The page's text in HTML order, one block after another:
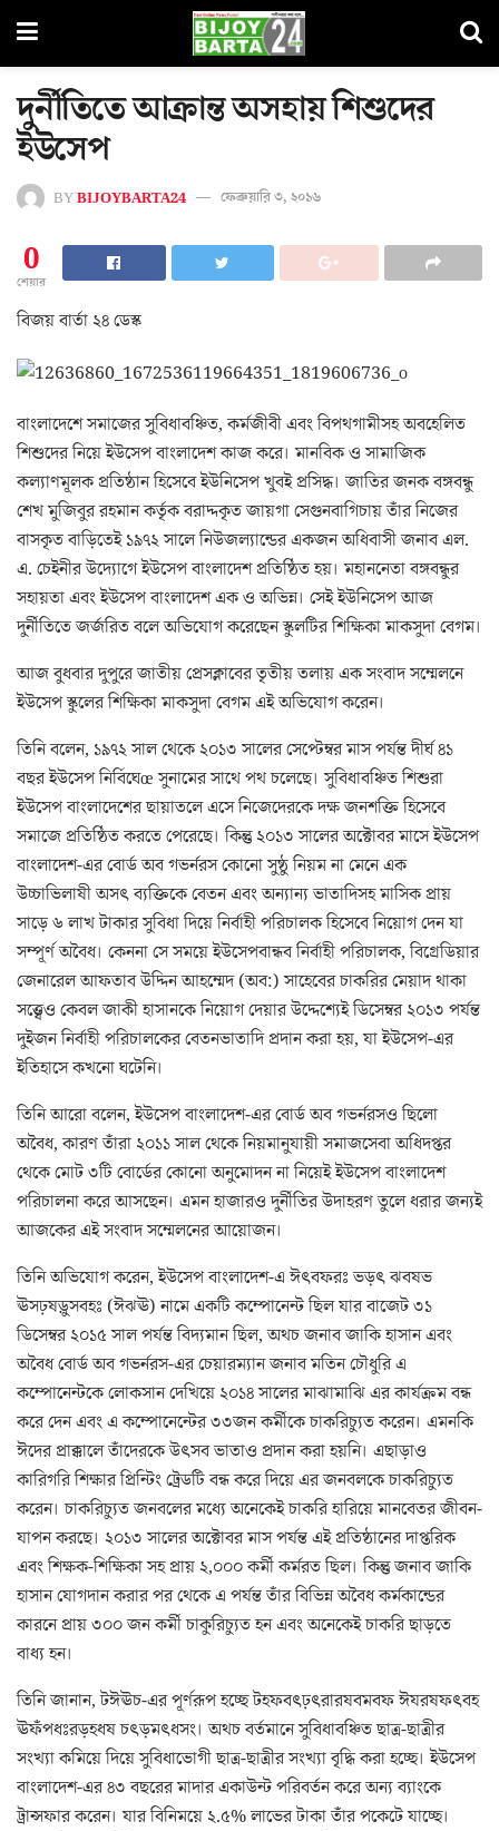
দুর্নীতিতে আক্রান্ত অসহায় শিশুদের
ইউসেপ
BYBIJOYBARTA24 ফেব্রুয়ারি ৩, ২০১৬
0
শেয়ার
বিজয় বার্তা ২৪ ডেস্ক
বাংলাদেশে সমাজের সুবিধাবঞ্চিত, কর্মজীবী এবং বিপথগামীসহ অবহেলিত
শিশুদের নিয়ে ইউসেপ বাংলাদেশ কাজ করে। মানবিক ও সামাজিক
কল্যাণমূলক প্রতিষ্ঠান হিসেবে ইউনিসেপ খুবই প্রসিদ্ধ। জাতির জনক বঙ্গবন্ধু
শেখ মুজিবুর রহমান কর্তৃক বরাদ্দকৃত জায়গা সেগুনবাগিচায় তাঁর নিজের
বাসকৃত বাড়িতেই ১৯৭২ সালে নিউজল্যান্ডের একজন অধিবাসী জনাব এল.
এ. চেইনীর উদ্যোগে ইউসেপ বাংলাদেশ প্রতিষ্ঠিত হয়। মহাননেতা বঙ্গবন্ধুর
সহায়তা এবং ইউসেপ বাংলাদেশ এক ও অভিন্ন। সেই ইউনিসেপ আজ
দুর্নীতিতে জর্জরিত বলে অভিযোগ করেছেন স্কুলটির শিক্ষিকা মাকসুদা বেগম।
আজ বুধবার দুপুরে জাতীয় প্রেসক্লাবের তৃতীয় তলায় এক সংবাদ সম্মেলনে
ইউসেপ স্কুলের শিক্ষিকা মাকসুদা বেগম এই অভিযোগ করেন।
তিনি বলেন, ১৯৭২ সাল থেকে ২০১৩ সালের সেপ্টেম্বর মাস পর্যন্ত দীর্ঘ ৪১
বছর ইউসেপ নির্বিঘেœ সুনামের সাথে পথ চলেছে। সুবিধাবঞ্চিত শিশুরা
ইউসেপ বাংলাদেশের ছায়াতলে এসে নিজেদেরকে দক্ষ জনশক্তি হিসেবে
সমাজে প্রতিষ্ঠিত করতে পেরেছে। কিন্তু ২০১৩ সালের অক্টোবর মাসে ইউসেপ
বাংলাদেশ-এর বোর্ড অব গভর্নরস কোনো সুষ্ঠু নিয়ম না মেনে এক
উচ্চাভিলাষী অসৎ ব্যক্তিকে বেতন এবং অন্যান্য ভাতাদিসহ মাসিক প্রায়
সাড়ে ৬ লাখ টাকার সুবিধা দিয়ে নির্বাহী পরিচালক হিসেবে নিয়োগ দেন যা
সম্পূর্ণ অবৈধ। কেননা সে সময়ে ইউসেপবান্ধব নির্বাহী পরিচালক, বিগ্রেডিয়ার
জেনারেল আফতাব উদ্দিন আহম্মেদ (অব:) সাহেবের চাকরির মেয়াদ থাকা
সত্ত্বেও কেবল জাকী হাসানকে নিয়োগ দেয়ার উদ্দেশ্যেই ডিসেম্বর ২০১৩ পর্যন্ত
দুইজন নির্বাহী পরিচালকের বেতনভাতাদি প্রদান করা হয়, যা ইউসেপ-এর
ইতিহাসে কখনো ঘটেনি।
তিনি আরো বলেন, ইউসেপ বাংলাদেশ-এর বোর্ড অব গভর্নরসও ছিলো
অবৈধ, কারণ তাঁরা ২০১১ সাল থেকে নিয়মানুযায়ী সমাজসেবা অধিদপ্তর
থেকে মোট ৩টি বোর্ডের কোনো অনুমোদন না নিয়েই ইউসেপ বাংলাদেশ
পরিচালনা করে আসছেন। এমন হাজারও দুর্নীতির উদাহরণ তুলে ধরার জন্যই
আজকের এই সংবাদ সম্মেলনের আয়োজন।
তিনি অভিযোগ করেন, ইউসেপ বাংলাদেশ-এ ঈৎবফরঃ ভড়ৎ ঝবষভ
ঊসঢ়ষড়ুসবহঃ (ঈঝঊ) নামে একটি কম্পোনেন্ট ছিল যার বাজেট ৩১
ডিসেম্বর ২০১৫ সাল পর্যন্ত বিদ্যমান ছিল, অথচ জনাব জাকি হাসান এবং
অবৈধ বোর্ড অব গভর্নরস-এর চেয়ারম্যান জনাব মতিন চৌধুরি এ
কম্পোনেন্টকে লোকসান দেখিয়ে ২০১৪ সালের মাঝামাঝি এর কার্যক্রম বন্ধ
করে দেন এবং এ কম্পোনেন্টের ৩৩জন কর্মীকে চাকরিচ্যুত করেন। এমনকি
ঈদের প্রাক্কালে তাঁদেরকে উৎসব ভাতাও প্রদান করা হয়নি। এছাড়াও
কারিগরি শিক্ষার প্রিন্টিং ট্রেডটি বন্ধ করে দিয়ে এর জনবলকে চাকরিচ্যুত
করেন। চাকরিচ্যুত জনবলের মধ্যে অনেকেই চাকরি হারিয়ে মানবেতর জীবন-
যাপন করছে। ২০১৩ সালের অক্টোবর মাস পর্যন্ত এই প্রতিষ্ঠানের দাপ্তরিক
এবং শিক্ষক-শিক্ষিকা সহ প্রায় ২,০০০ কর্মী কর্মরত ছিল। কিন্তু জনাব জাকি
হাসান যোগদান করার পর থেকে এ পর্যন্ত তাঁর বিভিন্ন অবৈধ কর্মকান্ডের
কারনে প্রায় ৩০০ জন কর্মী চাকুরিচ্যুত হন এবং অনেকেই চাকরি ছাড়তে
বাধ্য হন।
তিনি জানান, টঈঊচ-এর পূর্ণরূপ হচ্ছে টহফবৎঢ়ৎরারষবমবফ ঈযরষফৎবহ
ঊফঁপধঃরড়হধষ চৎড়মৎধসং। অথচ বর্তমানে সুবিধাবঞ্চিত ছাত্র-ছাত্রীর
সংখ্যা কমিয়ে দিয়ে সুবিধাভোগী ছাত্র-ছাত্রীর সংখ্যা বৃদ্ধি করা হচ্ছে। ইউসেপ
বাংলাদেশ-এর ৪৩ বছরের মাদার একাউন্ট পরিবর্তন করে অন্য ব্যাংকে
ট্রান্সফার করেন। যার বিনিময়ে ২.৫% লাভের টাকা তাঁর পকেটে যাচ্ছে।